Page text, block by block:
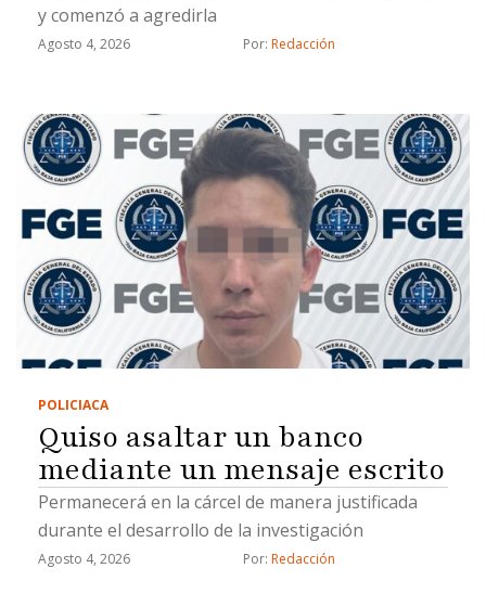
y comenzó a agredirla
Agosto 4, 2026 Por: Redacción
POLICIACA
Quiso asaltar un banco
mediante un mensaje escrito
Permanecerá en la cárcel de manera justificada
durante el desarrollo de la investigación
Agosto 4, 2026 Por: Redacción